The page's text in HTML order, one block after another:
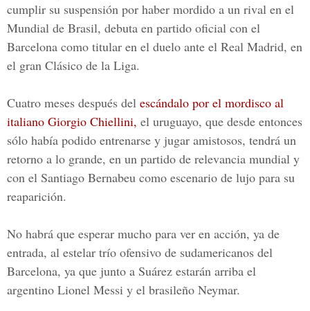
cumplir su suspensión por haber mordido a un rival en el
Mundial de Brasil, debuta en partido oficial con el
Barcelona como titular en el duelo ante el Real Madrid, en
el gran Clásico de la Liga.
Cuatro meses después del escándalo por el mordisco al
italiano Giorgio Chiellini, el uruguayo, que desde entonces
sólo había podido entrenarse y jugar amistosos, tendrá un
retorno a lo grande, en un partido de relevancia mundial y
con el Santiago Bernabeu como escenario de lujo para su
reaparición.
No habrá que esperar mucho para ver en acción, ya de
entrada, al estelar trío ofensivo de sudamericanos del
Barcelona, ya que junto a Suárez estarán arriba el
argentino Lionel Messi y el brasileño Neymar.